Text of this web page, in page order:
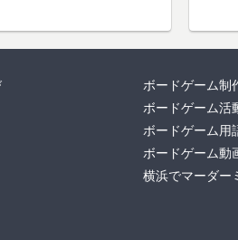
ボードゲーム制
ボードゲーム活
ボードゲーム用
ボードゲーム動
横浜でマーダー